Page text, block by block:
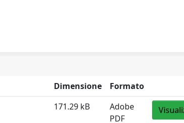
Dimensione Formato
171.29 kB
Adobe
PDF